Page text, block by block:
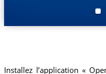
Installez l’application «